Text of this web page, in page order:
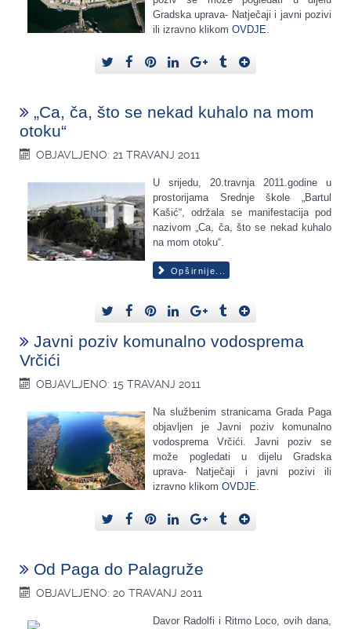
Gradska uprava- Natječaji i javni pozivi
ili izravno klikom OVDJE
„Ca, ča, što se nekad kuhalo na mom
otoku“
OBJAVLJENO: 21 TRAVANJ 2011
U srijedu, 20.travnja 2011.godine u
prostorijama Srednje škole „Bartul
Kašić“, održala se manifestacija pod
nazivom „Ca, ča, što se nekad kuhalo
na mom otoku“.
Opširnije...
Javni poziv komunalno vodosprema
Vrčići
OBJAVLJENO: 15 TRAVANJ 2011
Na službenim stranicama Grada Paga
objavljen je Javni poziv komunalno
vodosprema Vrčići. Javni poziv se
može pogledati u dijelu Gradska
uprava- Natječaji i javni pozivi ili
izravno klikom OVDJE.
Od Paga do Palagruže
OBJAVLJENO: 20 TRAVANJ 2011
Davor Radolfi i Ritmo Loco, ovih dana,